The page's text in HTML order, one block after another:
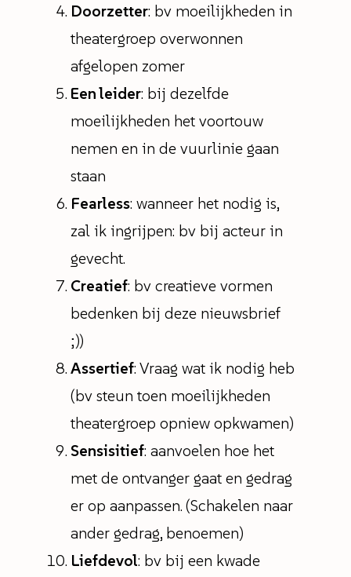
Doorzetter: bv moeilijkheden in
theatergroep overwonnen
afgelopen zomer
Een leider: bij dezelfde
moeilijkheden het voortouw
nemen en in de vuurlinie gaan
staan
Fearless: wanneer het nodig is,
zal ik ingrijpen: bv bij acteur in
gevecht.
Creatief: bv creatieve vormen
bedenken bij deze nieuwsbrief
;))
Assertief: Vraag wat ik nodig heb
(bv steun toen moeilijkheden
theatergroep opniew opkwamen)
Sensisitief: aanvoelen hoe het
met de ontvanger gaat en gedrag
er op aanpassen. (Schakelen naar
ander gedrag, benoemen)
Liefdevol: bv bij een kwade